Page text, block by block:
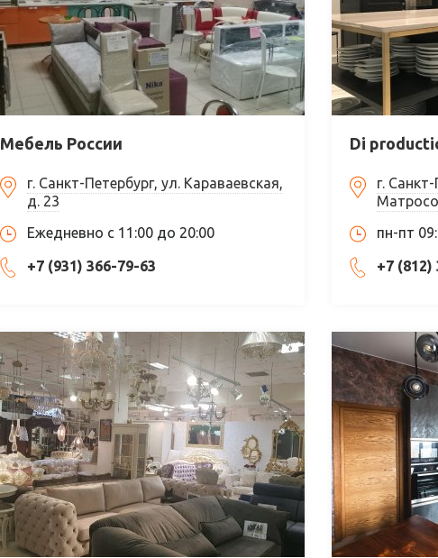
Мебель России
г. Санкт-Петербург, ул. Караваевская,
д. 23
Ежедневно с 11:00 до 20:00
+7 (931) 366-79-63
Di
г.
пн-пт
+7 (812)